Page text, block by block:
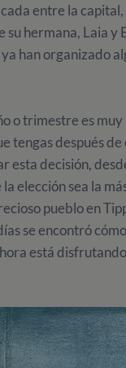
entre la
su hermana, Laia y
han organizado
o trimestre es
tengas después
esta decisión,
elección sea la
pueblo en
se encontró
está